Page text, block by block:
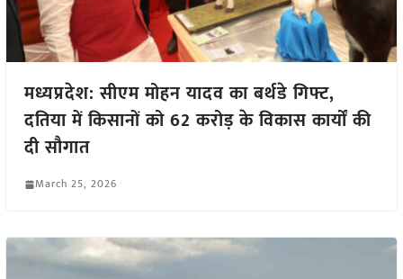
मध्यप्रदेश: सीएम मोहन यादव का बर्थडे गिफ्ट,
दतिया में किसानों को 62 करोड़ के विकास कार्यों की
दी सौगात
March 25, 2026